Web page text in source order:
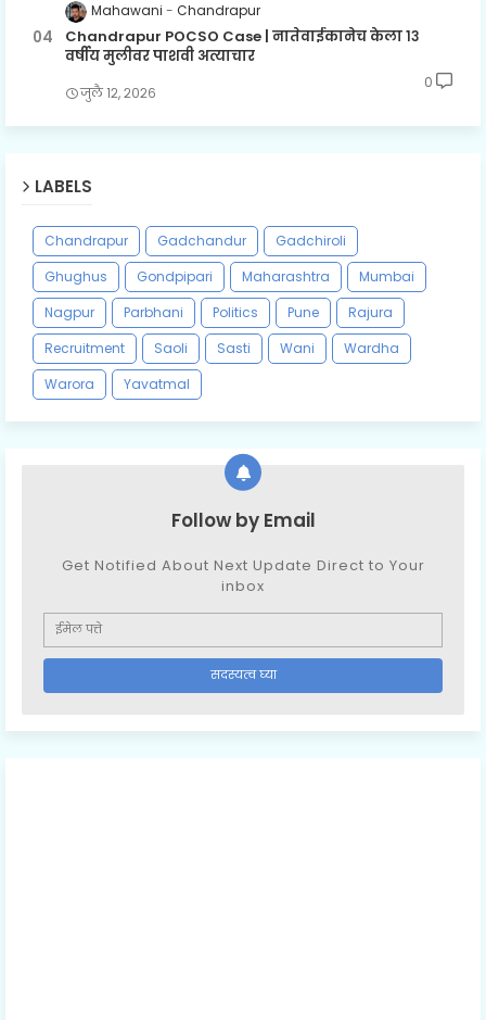
Mahawani Chandrapur
Chandrapur POCSO Case | नातेवाईकानेच केला १३
वर्षीय मुलीवर पाशवी अत्याचार
जुलै १२, २०२६
0
LABELS
Chandrapur Gadchandur
Gadchiroli
Ghughus
Gondpipari Maharashtra
Mumbai
Nagpur
Parbhani Politics Pune
Rajura
Recruitment
Saoli Sasti Wani
Wardha
Warora
Yavatmal
Follow by Email
Get Notified About Next Update Direct to Your
inbox